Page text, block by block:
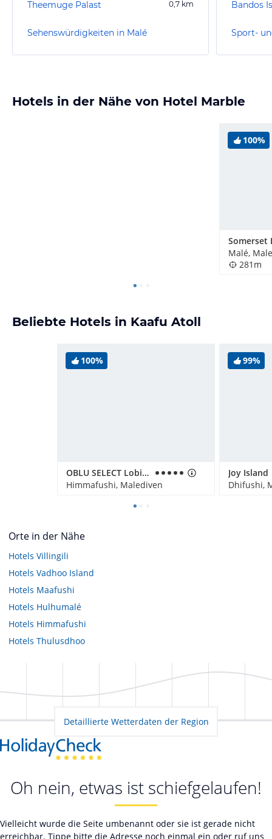
Theemuge Palast 0,7 km
Sehenswürdigkeiten in Malé
Bandos
Sport-
Hotels in der Nähe von Hotel Marble
100%
Somerset
Malé,
281m
Beliebte Hotels in Kaafu Atoll
100%
OBLU SELECT Lobigili
Himmafushi, Malediven
99%
Joy Island
Dhifushi,
Orte in der Nähe
Hotels Villingili
Hotels Vadhoo Island
Hotels Maafushi
Hotels Hulhumalé
Hotels Himmafushi
Hotels Thulusdhoo
Detaillierte Wetterdaten der Region
Oh nein, etwas ist schiefgelaufen!
Vielleicht wurde die Seite umbenannt oder sie ist gerade nicht
erreichbar. Tippe bitte die Adresse noch einmal ein oder ruf uns